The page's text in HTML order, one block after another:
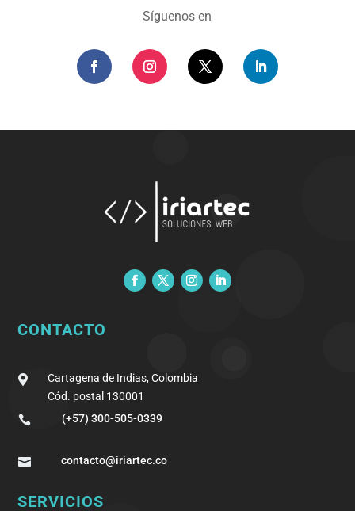
Síguenos en
CONTACTO

Cartagena de Indias, Colombia
Cód. postal 130001

(+57) 300-505-0339
 contacto@iriartec.co
SERVICIOS